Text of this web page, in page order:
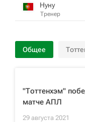
Нуну
Тренер
Общее
"Тоттенхэм"
матче АПЛ
29 августа 2021